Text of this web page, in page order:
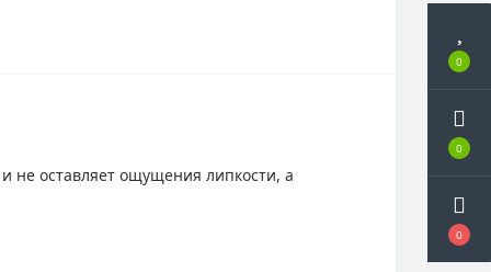
0
0
0
не оставляет ощущения липкости, а